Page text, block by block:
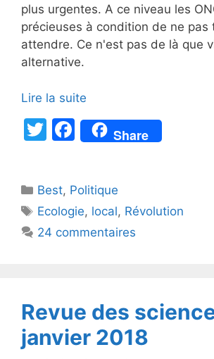
plus urgentes. A ce niveau les
précieuses à condition de ne pas
attendre. Ce n'est pas de là que
alternative.
Lire la suite
T
er
F
a
e
b
o
Share
Catégories
Best, Politique
Étiquettes
Ecologie, local, Révolution
24 commentaires
Revue des
janvier 2018